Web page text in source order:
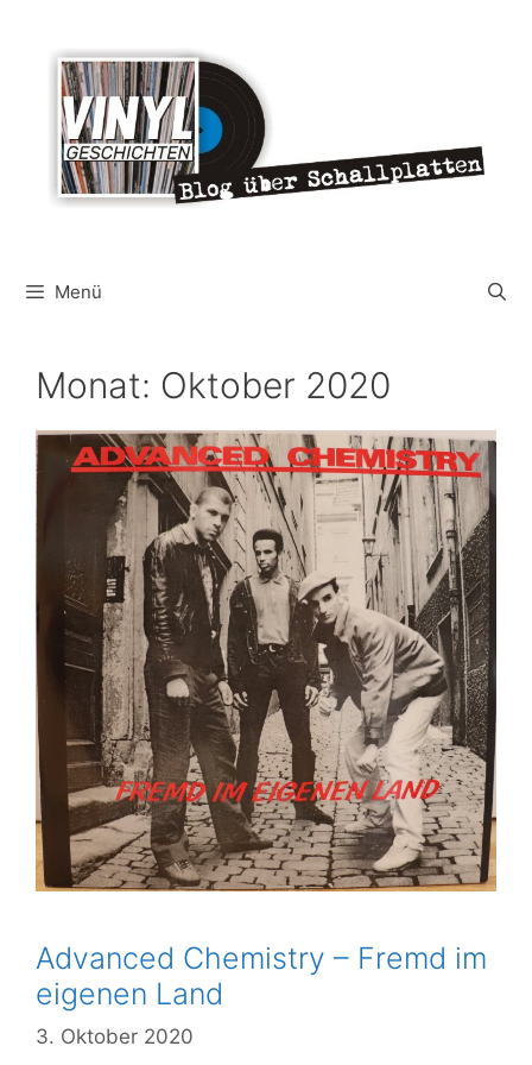
springen
Menü
Monat: Oktober 2020
Advanced Chemistry – Fremd im
eigenen Land
3. Oktober 2020